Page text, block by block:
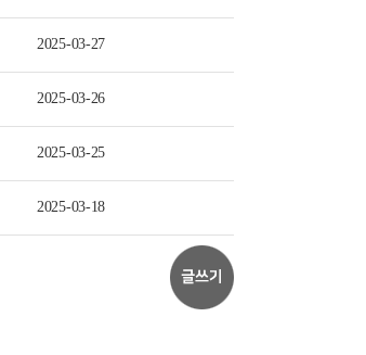
2025-03-27
2025-03-26
2025-03-25
2025-03-18